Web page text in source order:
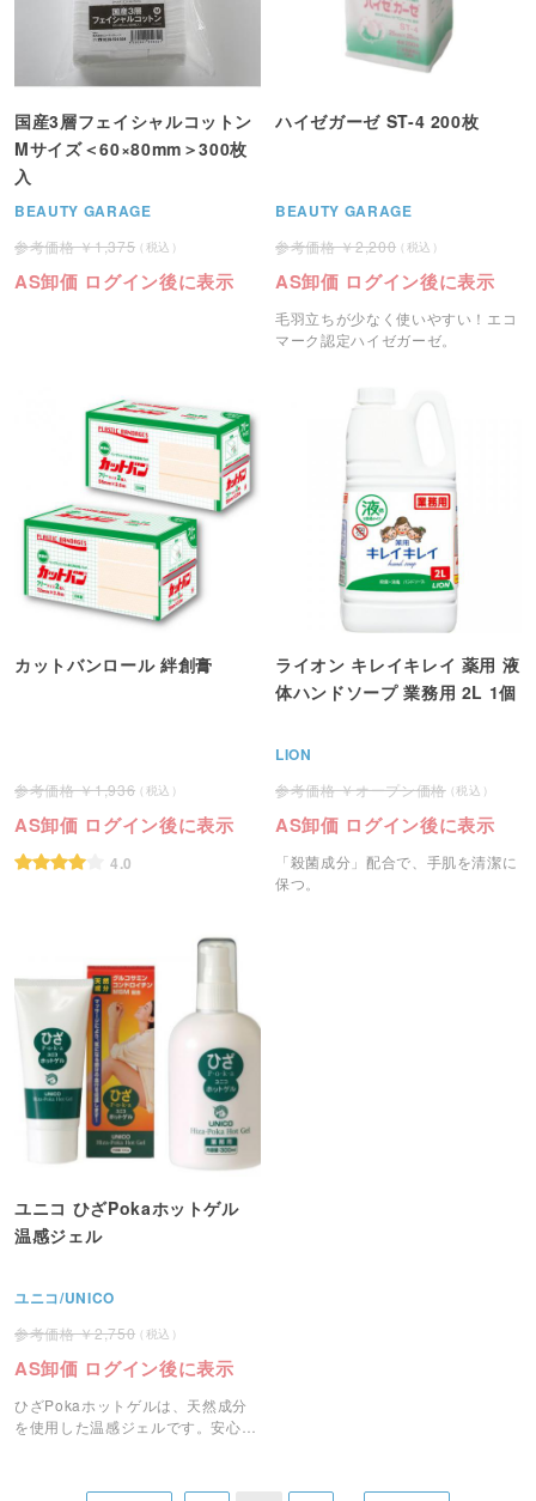
国産3層フェイシャルコットン
Mサイズ＜60×80mm＞300枚
入
BEAUTY GARAGE
1,375
AS卸価 ログイン後に表示
ハイゼガーゼ ST-4 200枚
BEAUTY GARAGE
2,200
AS卸価 ログイン後に表示
毛羽立ちが少なく使いやすい！エコ
マーク認定ハイゼガーゼ。
カットバンロール 絆創膏
1,936
AS卸価 ログイン後に表示
4.0
ライオン キレイキレイ 薬用 液
体ハンドソープ 業務用 2L 1個
LION
オープン価格
AS卸価 ログイン後に表示
「殺菌成分」配合で、手肌を清潔に
保つ。
ユニコ ひざPokaホットゲル
温感ジェル
ユニコ/UNICO
2,750
AS卸価 ログイン後に表示
ひざPokaホットゲルは、天然成分
を使用した温感ジェルです。安心し